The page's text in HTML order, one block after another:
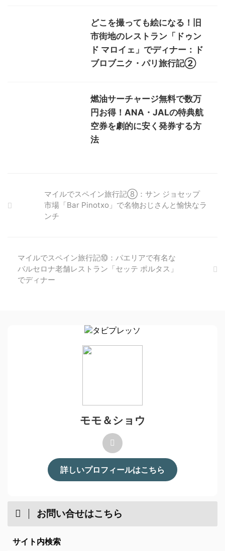
どこを撮っても絵になる！旧
市街地のレストラン「ドゥン
ド マロイェ」でディナー：ド
ブロブニク・パリ旅行記②
燃油サーチャージ無料で数万
円お得！ANA・JALの特典航
空券を劇的に安く発券する方
法
マイルでスペイン旅行記⑧：サン ジョセップ
市場「Bar Pinotxo」で名物おじさんと愉快なラ
ンチ
マイルでスペイン旅行記⑩：パエリアで有名な
バルセロナ老舗レストラン「セッテ ポルタス」
でディナー
モモ＆ショウ
詳しいプロフィールはこちら
お問い合せはこちら
サイト内検索